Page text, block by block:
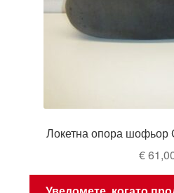
Локетна опора шофьор
€